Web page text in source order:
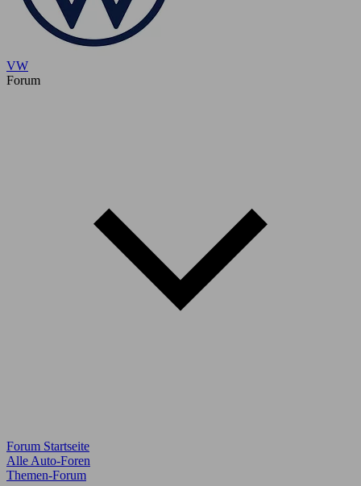
VW
Forum
Forum Startseite
Alle Auto-Foren
Themen-Forum